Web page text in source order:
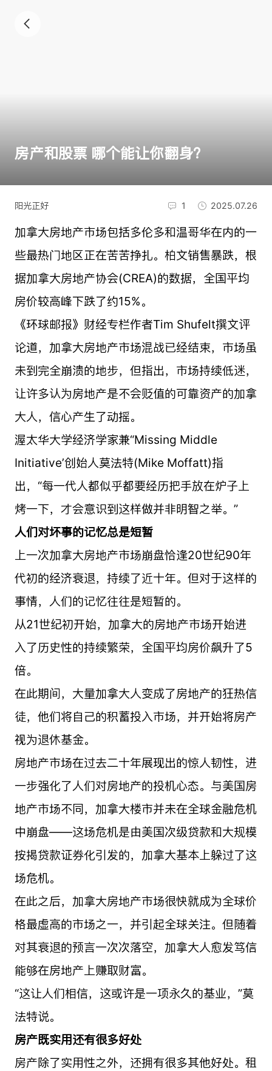
房产和股票 哪个能让你翻身？
阳光正好 1 2025.07.26
加拿大房地产市场包括多伦多和温哥华在内的一
些最热门地区正在苦苦挣扎。柏文销售暴跌，根
据加拿大房地产协会(CREA)的数据，全国平均
房价较高峰下跌了约15%。
《环球邮报》财经专栏作者Tim Shufelt撰文评
论道，加拿大房地产市场混战已经结束，市场虽
未到完全崩溃的地步，但指出，市场持续低迷，
让许多认为房地产是不会贬值的可靠资产的加拿
大人，信心产生了动摇。
渥太华大学经济学家兼“Missing Middle
Initiative’创始人莫法特(Mike Moffatt)指
出，“每一代人都似乎都要经历把手放在炉子上
烤一下，才会意识到这样做并非明智之举。”
人们对坏事的记忆总是短暂
上一次加拿大房地产市场崩盘恰逢20世纪90年
代初的经济衰退，持续了近十年。但对于这样的
事情，人们的记忆往往是短暂的。
从21世纪初开始，加拿大的房地产市场开始进
入了历史性的持续繁荣，全国平均房价飙升了5
倍。
在此期间，大量加拿大人变成了房地产的狂热信
徒，他们将自己的积蓄投入市场，并开始将房产
视为退休基金。
房地产市场在过去二十年展现出的惊人韧性，进
一步强化了人们对房地产的投机心态。与美国房
地产市场不同，加拿大楼市并未在全球金融危机
中崩盘——这场危机是由美国次级贷款和大规模
按揭贷款证券化引发的，加拿大基本上躲过了这
场危机。
在此之后，加拿大房地产市场很快就成为全球价
格最虚高的市场之一，并引起全球关注。但随着
对其衰退的预言一次次落空，加拿大人愈发笃信
能够在房地产上赚取财富。
“这让人们相信，这或许是一项永久的基业，”莫
法特说。
房产既实用还有很多好处
房产除了实用性之外，还拥有很多其他好处。租